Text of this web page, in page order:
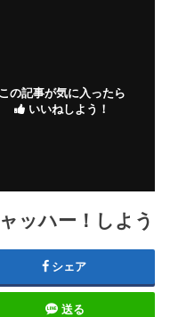
この記事が気に入ったら
いいねしよう！
ッハー！しよう
シェア
送る